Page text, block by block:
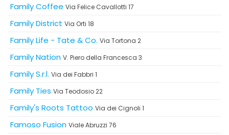
Family Coffee Via Felice Cavallotti 17
Family District Via Orti 18
Family Life - Tate & Co. Via Tortona 2
Family Nation V. Piero della Francesca 3
Family S.r.l. Via dei Fabbri 1
Family Ties Via Teodosio 22
Family's Roots Tattoo Via dei Cignoli 1
Famoso Fusion Viale Abruzzi 76